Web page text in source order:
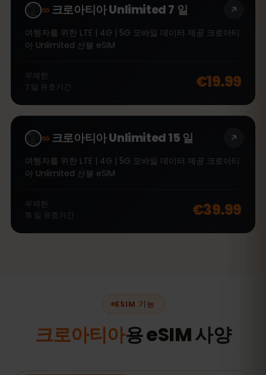
∞크로아티아 Unlimited 7 일
여행자를 위한 LTE | 4G | 5G 모바일 데이터 제공 크로아티
아 Unlimited 선불 eSIM
무제한
7 일 유효기간 €19.99
∞크로아티아 Unlimited 15 일
여행자를 위한 LTE | 4G | 5G 모바일 데이터 제공 크로아티
아 Unlimited 선불 eSIM
무제한
15 일 유효기간 €39.99
ESIM 기능
크로아티아용 eSIM 사양